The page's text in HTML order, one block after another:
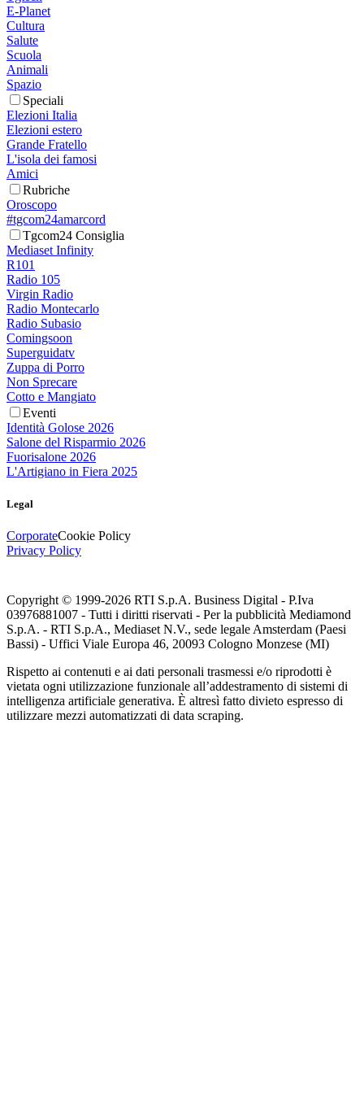
E-Planet
Cultura
Salute
Scuola
Animali
Spazio
Speciali
Elezioni Italia
Elezioni estero
Grande Fratello
L'isola dei famosi
Amici
Rubriche
Oroscopo
#tgcom24amarcord
Tgcom24 Consiglia
Mediaset Infinity
R101
Radio 105
Virgin Radio
Radio Montecarlo
Radio Subasio
Comingsoon
Superguidatv
Zuppa di Porro
Non Sprecare
Cotto e Mangiato
Eventi
Identità Golose 2026
Salone del Risparmio 2026
Fuorisalone 2026
L'Artigiano in Fiera 2025
Legal
CorporateCookie Policy
Privacy Policy
Copyright © 1999-2026 RTI S.p.A. Business Digital - P.Iva
03976881007 - Tutti i diritti riservati - Per la pubblicità Mediamond
S.p.A. - RTI S.p.A., Mediaset N.V., sede legale Amsterdam (Paesi
Bassi) - Uffici Viale Europa 46, 20093 Cologno Monzese (MI)
Rispetto ai contenuti e ai dati personali trasmessi e/o riprodotti è
vietata ogni utilizzazione funzionale all’addestramento di sistemi di
intelligenza artificiale generativa. È altresì fatto divieto espresso di
utilizzare mezzi automatizzati di data scraping.